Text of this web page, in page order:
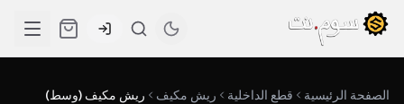
الصفحة الرئيسية قطع الداخلية ريش مكيف ريش مكيف (وسط)